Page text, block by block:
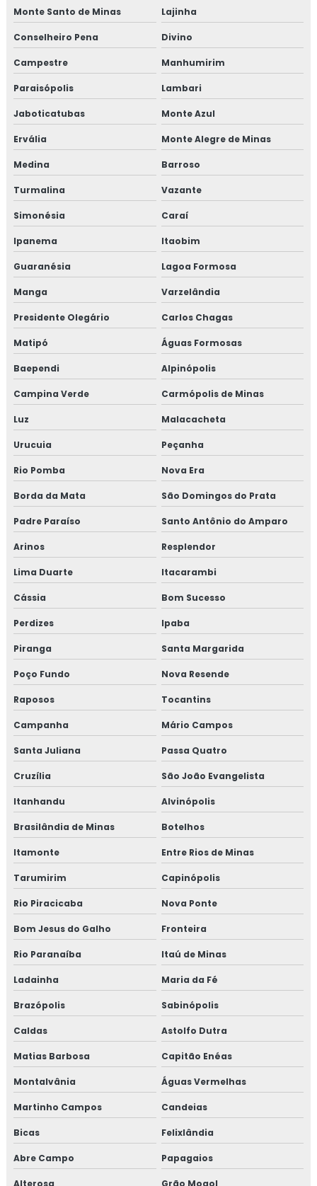
Treinamento em gerenciamento de riscos corporativos
Treinamento em gestão da manutenção
Treinamento em gestão de fornecedores
Treinamento em gestão de fornecedores alergênicos
Treinamento em global market
Treinamento em GMP+
Treinamento em GMP+ 2020
Treinamento gmp com certificado
Treinamento em HACCP
Treinamento em HACCP de acordo com os requisitos do
GMP
Treinamento em HACCP APPCC com foco no BRCGS
Treinamento em HACCP codex alimentarius
Treinamento em homologação de fornecedor
Treinamento em implantação de programa 5s
Treinamento em implementação gfsi
Treinamento em indicadores de desempenho
Treinamento em iso 17025
Treinamento em iso 9001
Treinamento em legislação de alimentos
Treinamento em mapeamento de processos e gestão de
riscos
Treinamento em microbiologia de alimento
Treinamento em microbiologia de alimentos com base
em salmonella
Treinamento em migração da norma GMP+ 2020
Treinamento em migração para versão 6.0 da norma
Treinamento em norma brc
Treinamento em norma FSSC 22000
Treinamento em plano gerenciamento de resíduos
sólidos
Treinamento em política da qualidade
Treinamento em processos e elaboração de relatório de
auditoria
Treinamento em programa 5s
Monte Santo de Minas Lajinha
Conselheiro Pena Divino
Campestre Manhumirim
Paraisópolis Lambari
Jaboticatubas Monte Azul
Ervália Monte Alegre de Minas
Medina Barroso
Turmalina Vazante
Simonésia Caraí
Ipanema Itaobim
Guaranésia Lagoa Formosa
Manga Varzelândia
Presidente Olegário Carlos Chagas
Matipó Águas Formosas
Baependi Alpinópolis
Campina Verde Carmópolis de Minas
Luz Malacacheta
Urucuia Peçanha
Rio Pomba Nova Era
Borda da Mata São Domingos do Prata
Padre Paraíso Santo Antônio do Amparo
Arinos Resplendor
Lima Duarte Itacarambi
Cássia Bom Sucesso
Perdizes Ipaba
Piranga Santa Margarida
Poço Fundo Nova Resende
Raposos Tocantins
Campanha Mário Campos
Santa Juliana Passa Quatro
Cruzília São João Evangelista
Itanhandu Alvinópolis
Brasilândia de Minas Botelhos
Itamonte Entre Rios de Minas
Tarumirim Capinópolis
Rio Piracicaba Nova Ponte
Bom Jesus do Galho Fronteira
Rio Paranaíba Itaú de Minas
Ladainha Maria da Fé
Brazópolis Sabinópolis
Caldas Astolfo Dutra
Matias Barbosa Capitão Enéas
Montalvânia Águas Vermelhas
Martinho Campos Candeias
Bicas Felixlândia
Abre Campo Papagaios
Alterosa Grão Mogol